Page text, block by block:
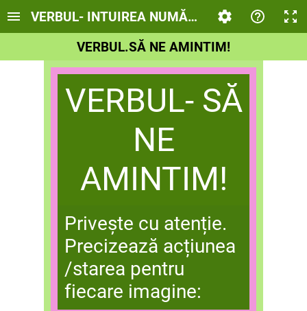
VERBUL- INTUIREA NUMĂRULUI
VERBUL.SĂ NE AMINTIM!
VERBUL- SĂ
NE
AMINTIM!
Privește cu atenție.
Precizează acțiunea
/starea pentru
fiecare imagine: